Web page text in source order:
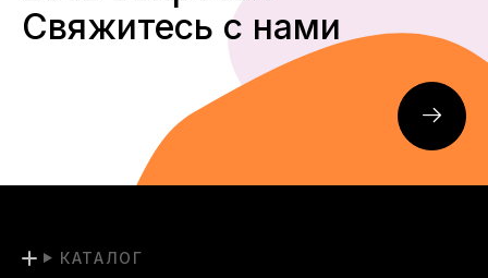
Свяжитесь с нами
КАТАЛОГ